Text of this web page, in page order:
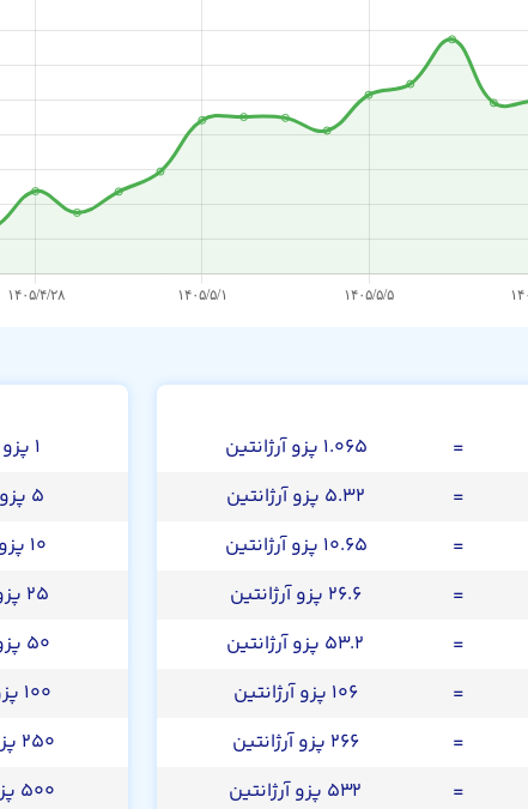
=
۱.۰۶۵ پزو آرژانتین
=
۵.۳۲ پزو آرژانتین
=
۱۰.۶۵ پزو آرژانتین
=
۲۶.۶ پزو آرژانتین
=
۵۳.۲ پزو آرژانتین
=
۱۰۶ پزو آرژانتین
=
۲۶۶ پزو آرژانتین
=
۵۳۲ پزو آرژانتین
۱ پزو آرژانتین
۵ پزو آرژانتین
۱۰ پزو آرژانتین
۲۵ پزو آرژانتین
۵۰ پزو آرژانتین
۱۰۰ پزو آرژانتین
۲۵۰ پزو آرژانتین
۵۰۰ پزو آرژانتین